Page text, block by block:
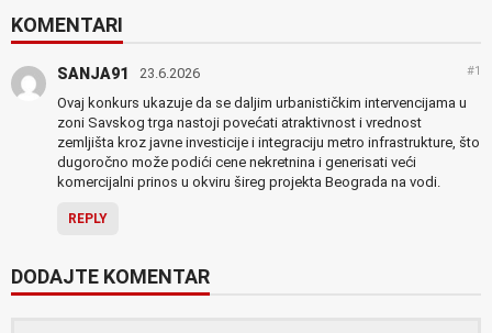
KOMENTARI
SANJA91 23.6.2026 #1
Ovaj konkurs ukazuje da se daljim urbanističkim intervencijama u
zoni Savskog trga nastoji povećati atraktivnost i vrednost
zemljišta kroz javne investicije i integraciju metro infrastrukture, što
dugoročno može podići cene nekretnina i generisati veći
komercijalni prinos u okviru šireg projekta Beograda na vodi.
REPLY
DODAJTE KOMENTAR